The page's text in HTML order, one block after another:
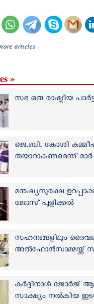
articles
»
സഭ ഒരു രാഷ്ട്രീയ
ജെ.ബി. കോശി
തയാറാകണമെന്ന്
മനുഷ്യസുരക്ഷ
ജോസ് പുളിക്കൽ
സഹനങ്ങളിലും
അൽഫോൻസാമ്മയ്ക്ക്
കര്‍ദ്ദിനാള്‍ ജോർജ്
സാക്ഷ്യം നൽകിയ